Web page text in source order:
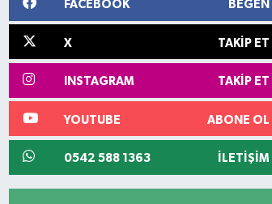
FACEBOOK BEĞEN
X TAKIP ET
INSTAGRAM TAKIP ET
YOUTUBE ABONE OL
0542 588 1363 İLETIŞIM